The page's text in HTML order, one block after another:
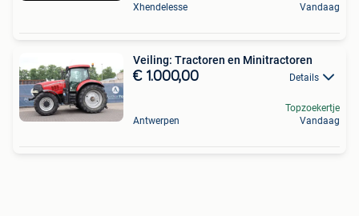
Xhendelesse Vandaag
Veiling: Tractoren en Minitractoren
€ 1.000,00 Details
Antwerpen
Topzoekertje
Vandaag